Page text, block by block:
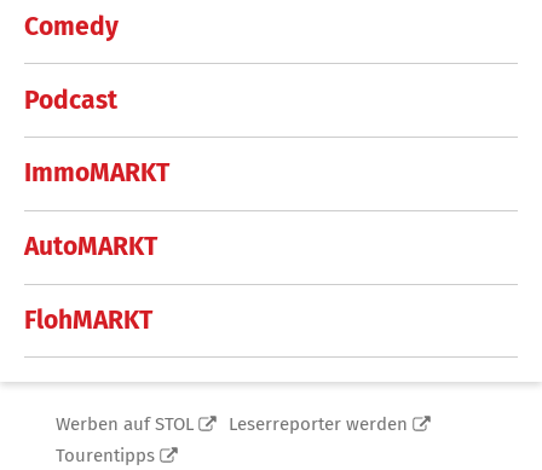
Comedy
Podcast
ImmoMARKT
AutoMARKT
FlohMARKT
Werben auf STOL
Leserreporter werden
Tourentipps